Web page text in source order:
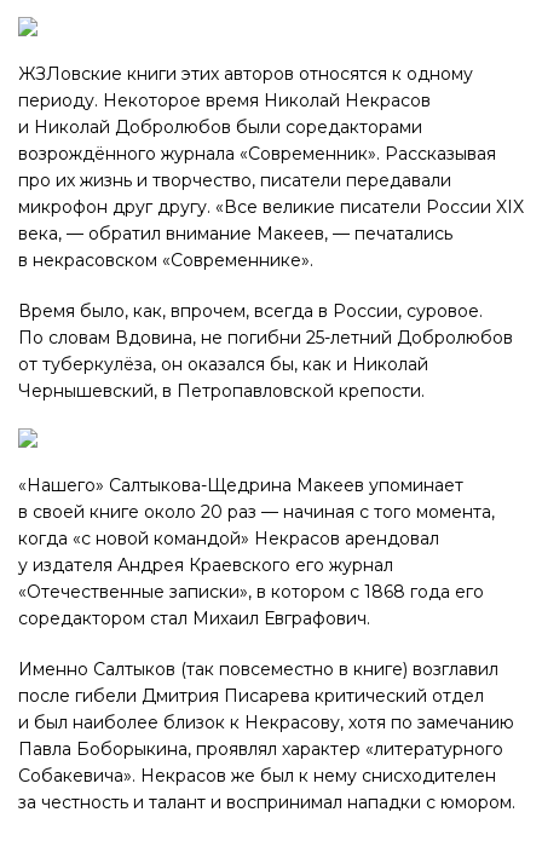
ЖЗЛовские книги этих авторов относятся к одному
периоду. Некоторое время Николай Некрасов
и Николай Добролюбов были соредакторами
возрождённого журнала «Современник». Рассказывая
про их жизнь и творчество, писатели передавали
микрофон друг другу. «Все великие писатели России XIX
века, — обратил внимание Макеев, — печатались
в некрасовском «Современнике».
Время было, как, впрочем, всегда в России, суровое.
По словам Вдовина, не погибни 25-летний Добролюбов
от туберкулёза, он оказался бы, как и Николай
Чернышевский, в Петропавловской крепости.
«Нашего» Салтыкова-Щедрина Макеев упоминает
в своей книге около 20 раз — начиная с того момента,
когда «с новой командой» Некрасов арендовал
у издателя Андрея Краевского его журнал
«Отечественные записки», в котором с 1868 года его
соредактором стал Михаил Евграфович.
Именно Салтыков (так повсеместно в книге) возглавил
после гибели Дмитрия Писарева критический отдел
и был наиболее близок к Некрасову, хотя по замечанию
Павла Боборыкина, проявлял характер «литературного
Собакевича». Некрасов же был к нему снисходителен
за честность и талант и воспринимал нападки с юмором.